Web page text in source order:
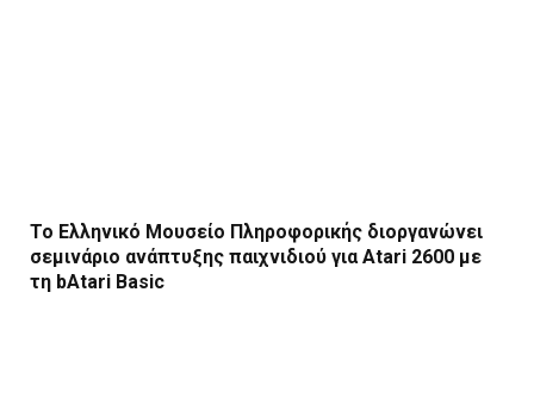
Το Ελληνικό Μουσείο Πληροφορικής διοργανώνει
σεμινάριο ανάπτυξης παιχνιδιού για Atari 2600 με
τη bAtari Basic